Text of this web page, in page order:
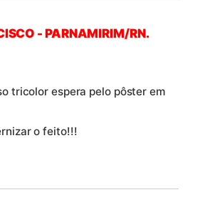
- PARNAMIRIM/RN.
tricolor espera pelo pôster em
o feito!!!